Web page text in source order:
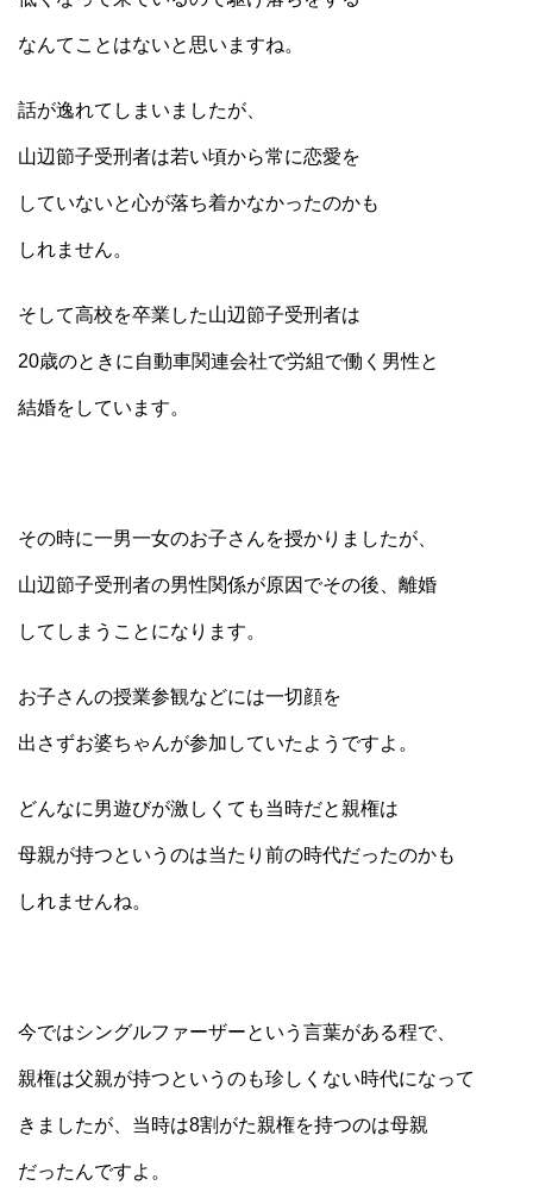
なんてことはないと思いますね。
話が逸れてしまいましたが、
山辺節子受刑者は若い頃から常に恋愛を
していないと心が落ち着かなかったのかも
しれません。
そして高校を卒業した山辺節子受刑者は
20歳のときに自動車関連会社で労組で働く男性と
結婚をしています。
その時に一男一女のお子さんを授かりましたが、
山辺節子受刑者の男性関係が原因でその後、離婚
してしまうことになります。
お子さんの授業参観などには一切顔を
出さずお婆ちゃんが参加していたようですよ。
どんなに男遊びが激しくても当時だと親権は
母親が持つというのは当たり前の時代だったのかも
しれませんね。
今ではシングルファーザーという言葉がある程で、
親権は父親が持つというのも珍しくない時代になって
きましたが、当時は8割がた親権を持つのは母親
だったんですよ。